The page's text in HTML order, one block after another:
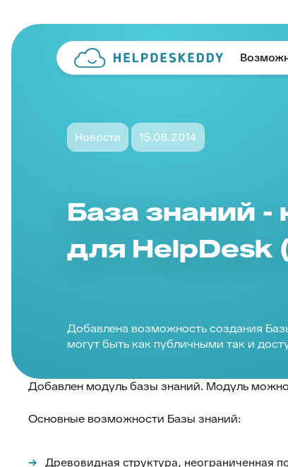
Новости 15.08.2014
База знаний
для HelpDesk
Добавлена возможность создания
могут быть как публичными так и
Добавлен модуль базы знаний. Модуль можно
Основные возможности Базы знаний:
Древовидная структура, неограниченная